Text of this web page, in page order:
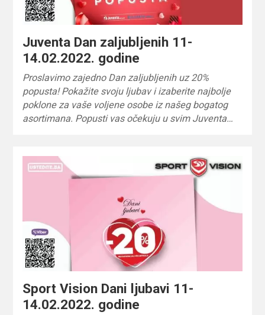
Juventa Dan zaljubljenih 11-
14.02.2022. godine
Proslavimo zajedno Dan zaljubljenih uz 20%
popusta! Pokažite svoju ljubav i izaberite najbolje
poklone za vaše voljene osobe iz našeg bogatog
asortimana. Popusti vas očekuju u svim Juventa…
Sport Vision Dani ljubavi 11-
14.02.2022. godine